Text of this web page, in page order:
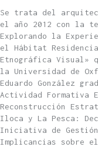
Se trata del
el año 2012 con la
Explorando la
el Hábitat
Etnográfica Visual»
la Universidad de
Eduardo González
Actividad Formativa
Reconstrucción
Iloca y La Pesca:
Iniciativa de
Implicancias sobre